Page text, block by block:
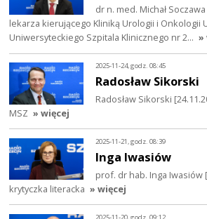
dr n. med. Michał
lekarza kierującego Kliniką Urologii i Onkologii
Uniwersyteckiego Szpitala Klinicznego nr 2… »
2025-11-24, godz. 08:45
Radosław Sikorski
Radosław Sikorski
MSZ » więcej
2025-11-21, godz. 08:39
Inga Iwasiów
prof. dr hab. Inga Iwasiów
krytyczka literacka » więcej